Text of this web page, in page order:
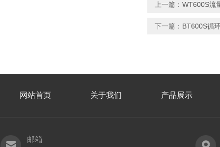
上一篇： WT600S流
下一篇： BT600S循
网站首页 关于我们 产品展示
邮箱